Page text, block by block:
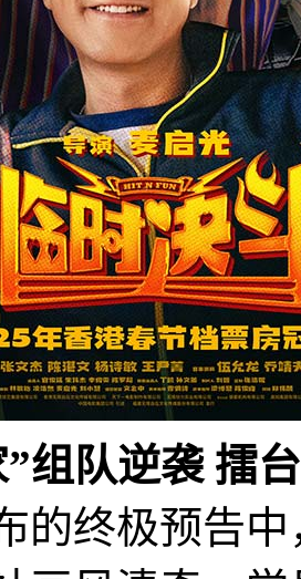
组队逆袭 擂
的终极预告